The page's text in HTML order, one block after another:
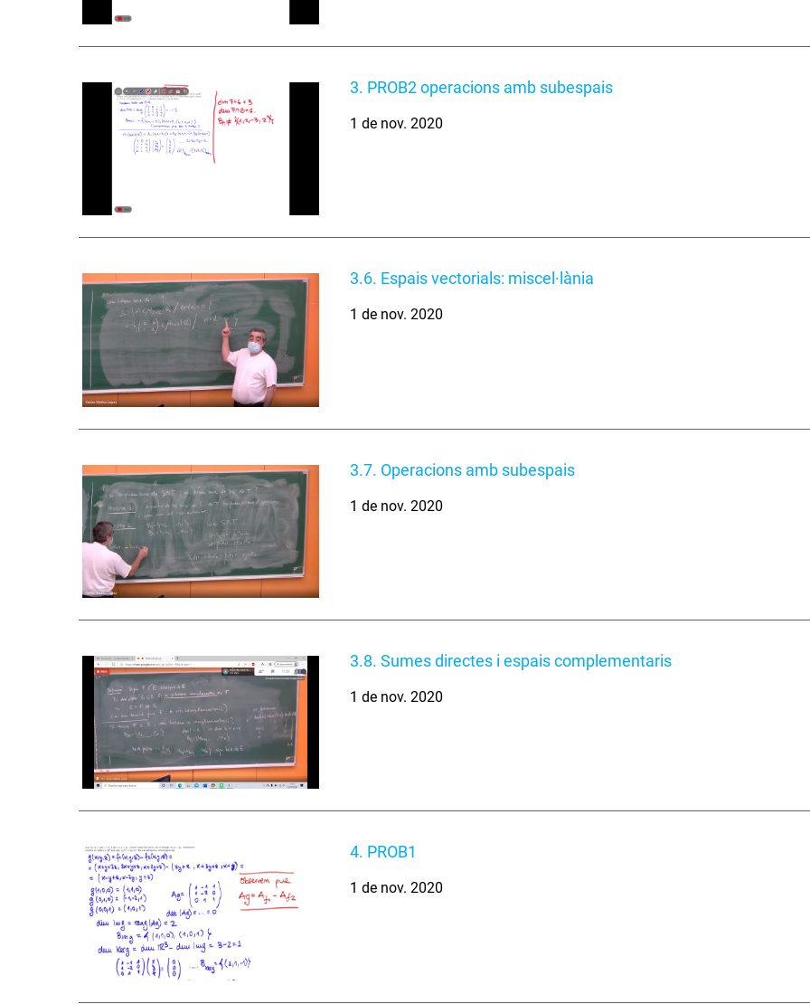
3. PROB2 operacions amb subespais
1 de nov. 2020
3.6. Espais vectorials: miscel·lània
1 de nov. 2020
3.7. Operacions amb subespais
1 de nov. 2020
3.8. Sumes directes i espais complementaris
1 de nov. 2020
4. PROB1
1 de nov. 2020